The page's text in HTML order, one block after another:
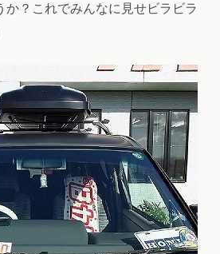
か？これでみんなに見せビラビラ